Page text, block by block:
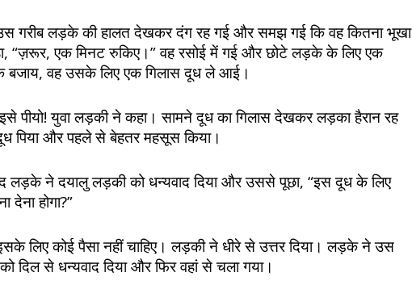
गरीब लड़के की हालत देखकर दंग रह गई और समझ गई कि वह कितना भूखा
“ज़रूर, एक मिनट रुकिए।” वह रसोई में गई और छोटे लड़के के लिए एक
के बजाय, वह उसके लिए एक गिलास दूध ले आई।
पीयो! युवा लड़की ने कहा। सामने दूध का गिलास देखकर लड़का हैरान रह
पिया और पहले से बेहतर महसूस किया।
लड़के ने दयालु लड़की को धन्यवाद दिया और उससे पूछा, “इस दूध के लिए
देना होगा?”
लिए कोई पैसा नहीं चाहिए। लड़की ने धीरे से उत्तर दिया। लड़के ने उस
दिल से धन्यवाद दिया और फिर वहां से चला गया।